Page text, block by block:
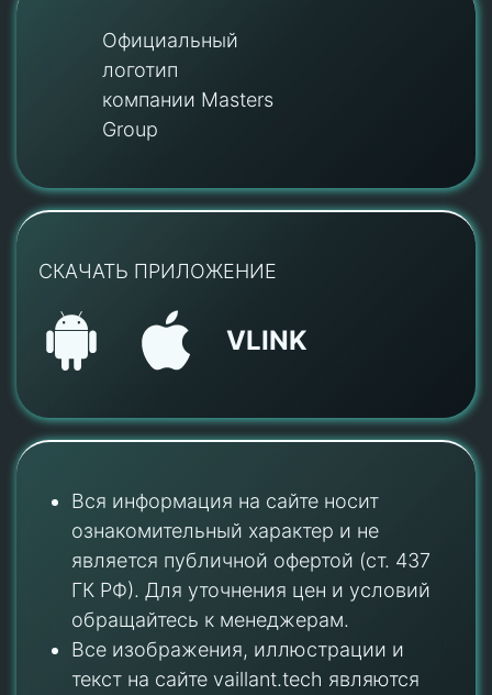
Официальный
логотип
компании Masters
Group
СКАЧАТЬ ПРИЛОЖЕНИЕ
VLINK
Вся информация на сайте носит
ознакомительный характер и не
является публичной офертой (ст. 437
ГК РФ). Для уточнения цен и условий
обращайтесь к менеджерам.
Все изображения, иллюстрации и
текст на сайте vaillant.tech являются